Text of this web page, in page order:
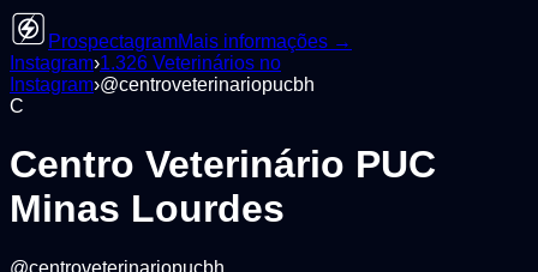
ProspectagramMais informações →
Instagram›1.326 Veterinários no
Instagram›@centroveterinariopucbh
C
Centro Veterinário PUC
Minas Lourdes
@centroveterinariopucbh